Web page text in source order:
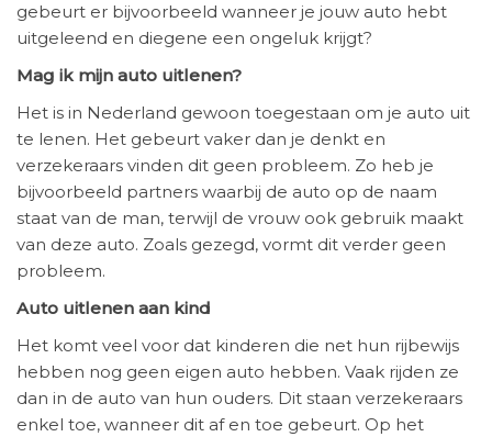
gebeurt er bijvoorbeeld wanneer je jouw auto hebt
uitgeleend en diegene een ongeluk krijgt?
Mag ik mijn auto uitlenen?
Het is in Nederland gewoon toegestaan om je auto uit
te lenen. Het gebeurt vaker dan je denkt en
verzekeraars vinden dit geen probleem. Zo heb je
bijvoorbeeld partners waarbij de auto op de naam
staat van de man, terwijl de vrouw ook gebruik maakt
van deze auto. Zoals gezegd, vormt dit verder geen
probleem.
Auto uitlenen aan kind
Het komt veel voor dat kinderen die net hun rijbewijs
hebben nog geen eigen auto hebben. Vaak rijden ze
dan in de auto van hun ouders. Dit staan verzekeraars
enkel toe, wanneer dit af en toe gebeurt. Op het